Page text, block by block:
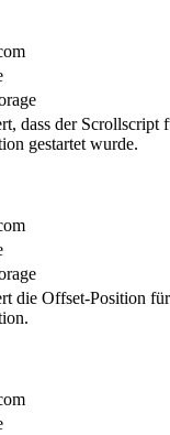
dass der Scrollscript
gestartet wurde.
die Offset-Position